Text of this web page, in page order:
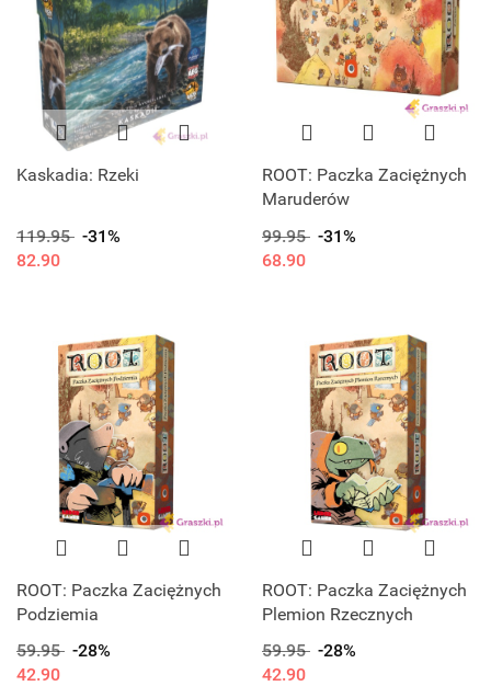
Kaskadia: Rzeki
119.95 -31%
82.90
ROOT: Paczka Zaciężnych
Maruderów
99.95 -31%
68.90
ROOT: Paczka Zaciężnych
Podziemia
59.95 -28%
42.90
ROOT: Paczka Zaciężnych
Plemion Rzecznych
59.95 -28%
42.90